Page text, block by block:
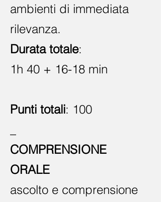
ambienti di immediata
rilevanza.
Durata totale:
1h 40 + 16-18 min
Punti totali: 100
COMPRENSIONE
ORALE
ascolto e comprensione